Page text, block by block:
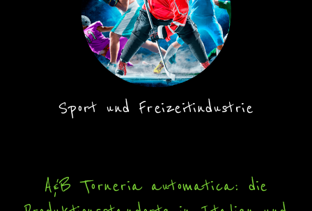
Sport und Freizeitindustrie
A&B Torneria automatica: die